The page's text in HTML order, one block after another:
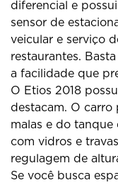
diferencial e
sensor de
veicular e serviço
restaurantes.
a facilidade que
O Etios 2018
destacam. O
malas e do
com vidros e
regulagem de
Se você busca